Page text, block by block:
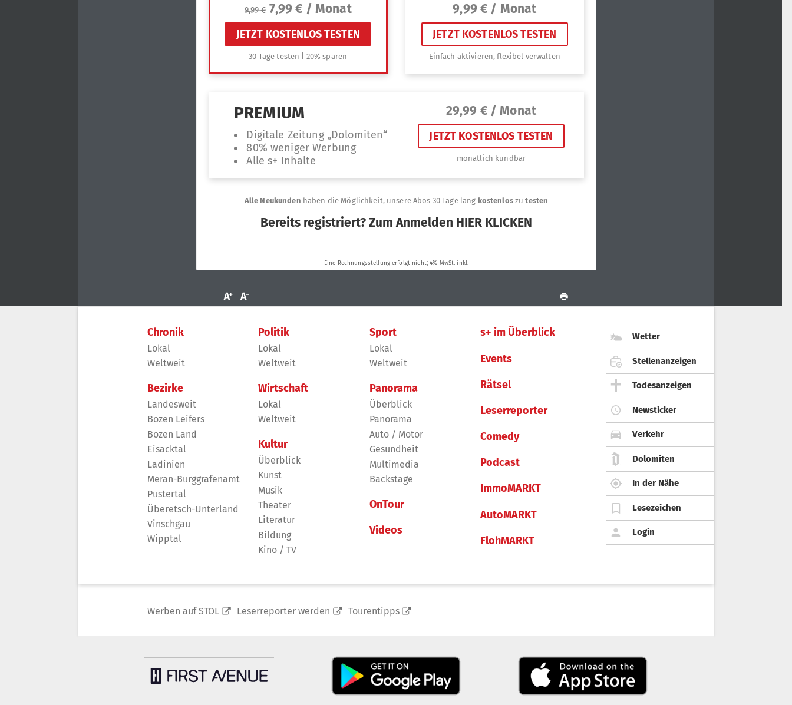
Chronik
Lokal
Weltweit
Bezirke
Landesweit
Bozen Leifers
Bozen Land
Eisacktal
Ladinien
Meran-Burggrafenamt
Pustertal
Überetsch-Unterland
Vinschgau
Wipptal
Politik
Lokal
Weltweit
Wirtschaft
Lokal
Weltweit
Kultur
Überblick
Kunst
Musik
Theater
Literatur
Bildung
Kino / TV
Sport
Lokal
Weltweit
Panorama
Überblick
Panorama
Auto / Motor
Gesundheit
Multimedia
Backstage
OnTour
Videos
s+ im Überblick
Events
Rätsel
Leserreporter
Comedy
Podcast
ImmoMARKT
AutoMARKT
FlohMARKT
Wetter
Stellenanzeigen
Todesanzeigen
Newsticker
Verkehr
Dolomiten
In der Nähe
Lesezeichen
Login
Werben auf STOL Leserreporter werden Tourentipps